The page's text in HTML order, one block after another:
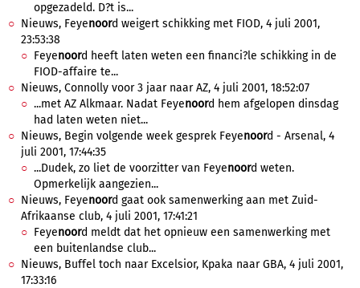
opgezadeld. D?t is...
Nieuws, Feyenoord weigert schikking met FIOD, 4 juli 2001,
23:53:38
Feyenoord heeft laten weten een financi?le schikking in de
FIOD-affaire te...
Nieuws, Connolly voor 3 jaar naar AZ, 4 juli 2001, 18:52:07
...met AZ Alkmaar. Nadat Feyenoord hem afgelopen dinsdag
had laten weten niet...
Nieuws, Begin volgende week gesprek Feyenoord - Arsenal, 4
juli 2001, 17:44:35
...Dudek, zo liet de voorzitter van Feyenoord weten.
Opmerkelijk aangezien...
Nieuws, Feyenoord gaat ook samenwerking aan met Zuid-
Afrikaanse club, 4 juli 2001, 17:41:21
Feyenoord meldt dat het opnieuw een samenwerking met
een buitenlandse club...
Nieuws, Buffel toch naar Excelsior, Kpaka naar GBA, 4 juli 2001,
17:33:16